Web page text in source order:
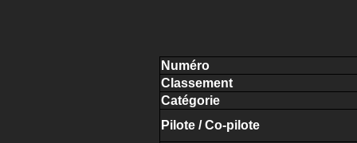
Numéro
Classement
Catégorie
Pilote / Co-pilote